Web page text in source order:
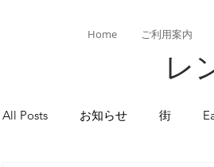
Home ご利用案内
レ
All Posts お知らせ 街